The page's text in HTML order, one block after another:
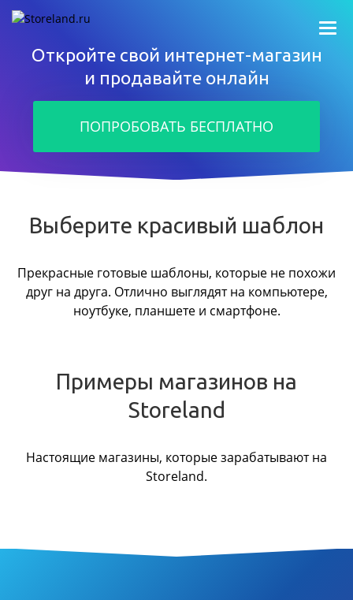
Откройте свой интернет-магазин
и продавайте онлайн
ПОПРОБОВАТЬ БЕСПЛАТНО
Выберите красивый шаблон
Прекрасные готовые шаблоны, которые не похожи
друг на друга. Отлично выглядят на компьютере,
ноутбуке, планшете и смартфоне.
Примеры магазинов на
Storeland
Настоящие магазины, которые зарабатывают на
Storeland.